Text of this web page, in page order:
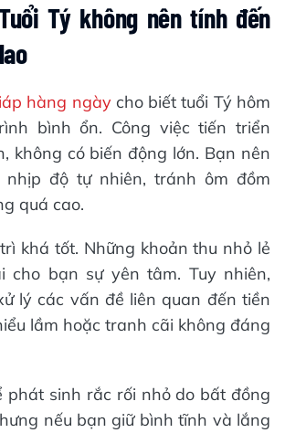
Tý không nên tính đến
hàng ngày cho biết tuổi Tý hôm
bình ổn. Công việc tiến triển
không có biến động lớn. Bạn nên
nhịp độ tự nhiên, tránh ôm đồm
quá cao.
khá tốt. Những khoản thu nhỏ lẻ
cho bạn sự yên tâm. Tuy nhiên,
lý các vấn đề liên quan đến tiền
lầm hoặc tranh cãi không đáng
phát sinh rắc rối nhỏ do bất đồng
nếu bạn giữ bình tĩnh và lắng